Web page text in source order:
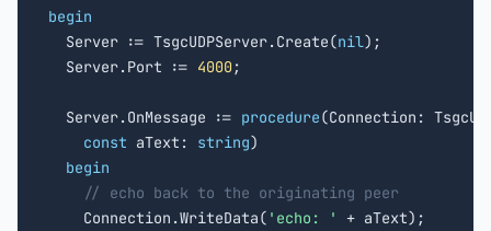
begin
Server := TsgcUDPServer.Create(nil);
  Server.Port :=
4000 ;
  Server.OnMessage :=
procedure(Connection:
const aText: string)
begin
// echo back to the originating peer
    Connection.WriteData(
'echo: '
+ aText);